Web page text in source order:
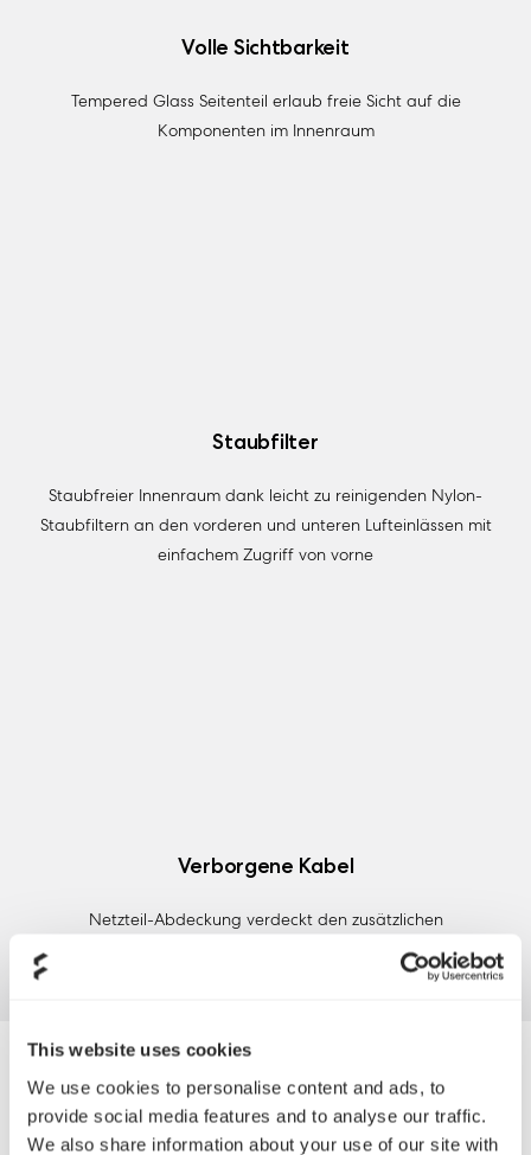
This website uses cookies
We use cookies to personalise content and ads, to
provide social media features and to analyse our traffic.
We also share information about your use of our site with
Volle Sichtbarkeit
Tempered Glass Seitenteil erlaub freie Sicht auf die
Komponenten im Innenraum
Staubfilter
Staubfreier Innenraum dank leicht zu reinigenden Nylon-
Staubfiltern an den vorderen und unteren Lufteinlässen mit
einfachem Zugriff von vorne
Verborgene Kabel
Netzteil-Abdeckung verdeckt den zusätzlichen